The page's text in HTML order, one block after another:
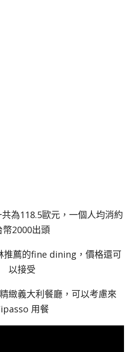
為118.5歐元，一個人均消約
幣2000出頭
推薦的fine dining，價格還可
以接受
緻義大利餐廳，可以考慮來
用餐